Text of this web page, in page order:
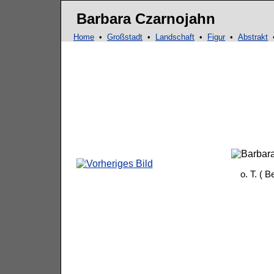
Barbara Czarnojahn
Home • Großstadt • Landschaft • Figur • Abstrakt
o. T. (